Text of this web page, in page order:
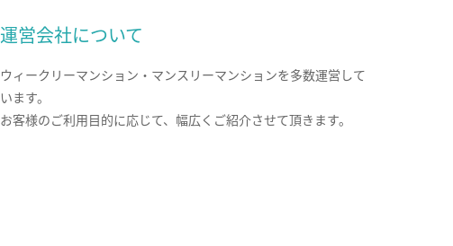
運営会社について
ウィークリーマンション・マンスリーマンションを多数運営して
います。
お客様のご利用目的に応じて、幅広くご紹介させて頂きます。